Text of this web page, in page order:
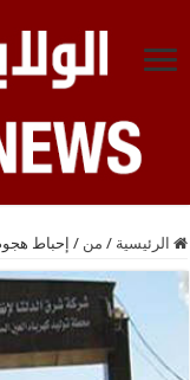
الرئيسية / من / إحباط